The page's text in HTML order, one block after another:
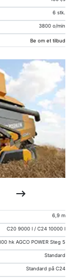
6 stk.
3800 o/min
Be om et tilbud
keyboard_backspace
6,9 m
C20 9000 l / C24 10000 l
hk AGCO POWER Steg 5
Standard
Standard på C24